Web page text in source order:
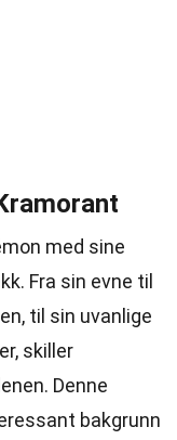
med sine
Fra sin evne til
til sin uvanlige
skiller
Denne
bakgrunn